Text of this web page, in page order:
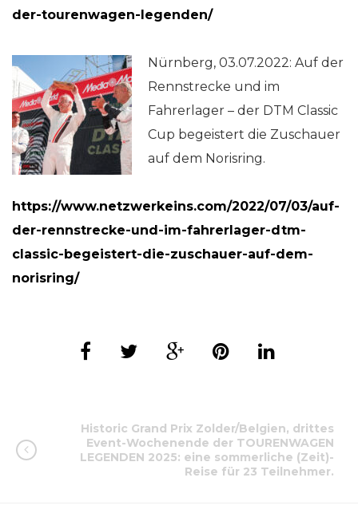
der-tourenwagen-legenden/
Nürnberg, 03.07.2022: Auf der
Rennstrecke und im
Fahrerlager – der DTM Classic
Cup begeistert die Zuschauer
auf dem Norisring.
https://www.netzwerkeins.com/2022/07/03/auf-
der-rennstrecke-und-im-fahrerlager-dtm-
classic-begeistert-die-zuschauer-auf-dem-
norisring/
Historic Grand Prix Zolder/Belgien, drittes
Event-Wochenende der TOURENWAGEN
LEGENDEN 2025: eine sommerliche (Zeit)-
Reise für 23 Teilnehmer.